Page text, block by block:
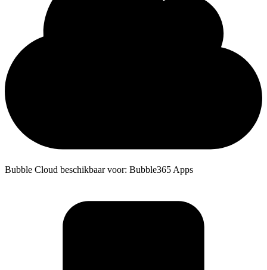
Bubble Cloud beschikbaar voor: Bubble365 Apps